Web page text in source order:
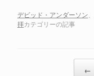
ヤ
ー
デビッド・アンダーソン、
拝カテゴリーの記事
←